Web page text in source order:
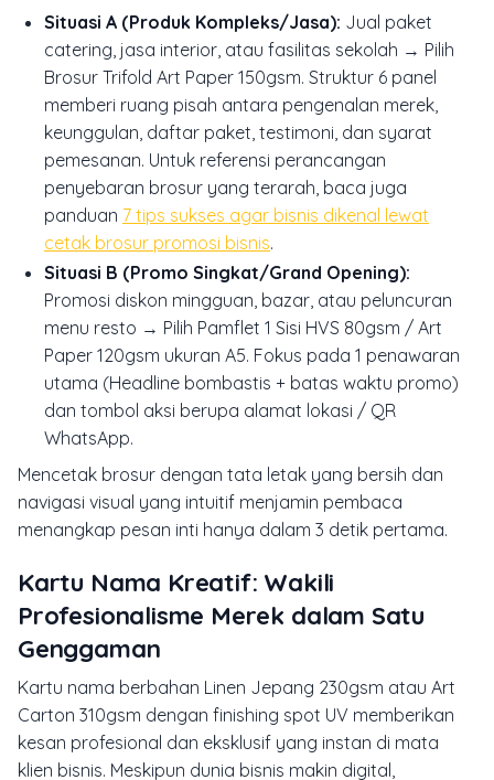
Situasi A (Produk Kompleks/Jasa): Jual paket
catering, jasa interior, atau fasilitas sekolah → Pilih
Brosur Trifold Art Paper 150gsm. Struktur 6 panel
memberi ruang pisah antara pengenalan merek,
keunggulan, daftar paket, testimoni, dan syarat
pemesanan. Untuk referensi perancangan
penyebaran brosur yang terarah, baca juga
panduan 7 tips sukses agar bisnis dikenal lewat
cetak brosur promosi bisnis.
Situasi B (Promo Singkat/Grand Opening):
Promosi diskon mingguan, bazar, atau peluncuran
menu resto → Pilih Pamflet 1 Sisi HVS 80gsm / Art
Paper 120gsm ukuran A5. Fokus pada 1 penawaran
utama (Headline bombastis + batas waktu promo)
dan tombol aksi berupa alamat lokasi / QR
WhatsApp.
Mencetak brosur dengan tata letak yang bersih dan
navigasi visual yang intuitif menjamin pembaca
menangkap pesan inti hanya dalam 3 detik pertama.
Kartu Nama Kreatif: Wakili
Profesionalisme Merek dalam Satu
Genggaman
Kartu nama berbahan Linen Jepang 230gsm atau Art
Carton 310gsm dengan finishing spot UV memberikan
kesan profesional dan eksklusif yang instan di mata
klien bisnis. Meskipun dunia bisnis makin digital,